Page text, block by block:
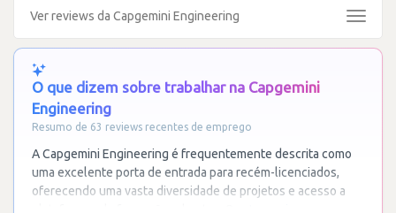
Ver reviews da Capgemini Engineering
Toggle
O que dizem sobre trabalhar na Capgemini
Engineering
Resumo de 63 reviews recentes de emprego
A Capgemini Engineering é frequentemente descrita como
uma excelente porta de entrada para recém-licenciados,
oferecendo uma vasta diversidade de projetos e acesso a